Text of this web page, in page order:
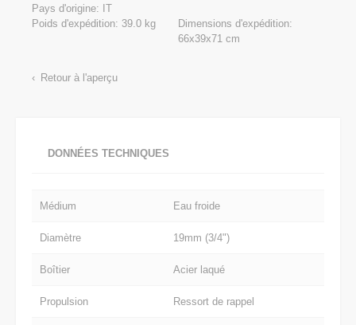
Pays d'origine: IT
Poids d'expédition: 39.0 kg
Dimensions d'expédition:
66x39x71 cm
Retour à l'aperçu
DONNÉES TECHNIQUES
Médium Eau froide
Diamètre 19mm (3/4")
Boîtier Acier laqué
Propulsion Ressort de rappel